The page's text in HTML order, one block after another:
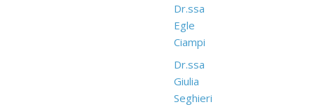
Dr.ssa
Egle
Ciampi
Dr.ssa
Giulia
Seghieri